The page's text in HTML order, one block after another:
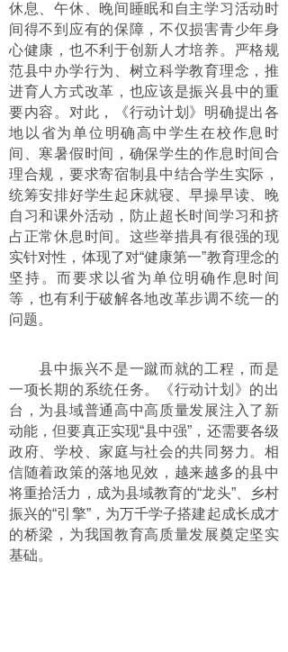
休息、午休、晚间睡眠和自主学习活动时
间得不到应有的保障，不仅损害青少年身
心健康，也不利于创新人才培养。严格规
范县中办学行为、树立科学教育理念，推
进育人方式改革，也应该是振兴县中的重
要内容。对此，《行动计划》明确提出各
地以省为单位明确高中学生在校作息时
间、寒暑假时间，确保学生的作息时间合
理合规，要求寄宿制县中结合学生实际，
统筹安排好学生起床就寝、早操早读、晚
自习和课外活动，防止超长时间学习和挤
占正常休息时间。这些举措具有很强的现
实针对性，体现了对“健康第一”教育理念的
坚持。而要求以省为单位明确作息时间
等，也有利于破解各地改革步调不统一的
问题。
县中振兴不是一蹴而就的工程，而是
一项长期的系统任务。《行动计划》的出
台，为县域普通高中高质量发展注入了新
动能，但要真正实现“县中强”，还需要各级
政府、学校、家庭与社会的共同努力。相
信随着政策的落地见效，越来越多的县中
将重拾活力，成为县域教育的“龙头”、乡村
振兴的“引擎”，为万千学子搭建起成长成才
的桥梁，为我国教育高质量发展奠定坚实
基础。